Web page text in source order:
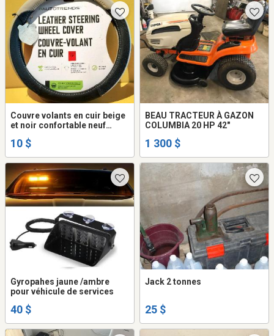
Couvre volants en cuir beige
et noir confortable neuf
10 $
BEAU TRACTEUR À GAZON
COLUMBIA 20 HP 42"
1 300 $
Gyropahes jaune /ambre
pour véhicule de services
40 $
Jack 2 tonnes
25 $